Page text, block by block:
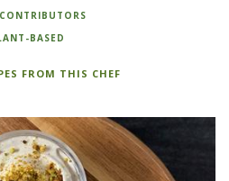
BASED
FROM THIS CHEF